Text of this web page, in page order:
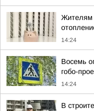
Жителям
14:24
Восемь
гобо-
14:24
В